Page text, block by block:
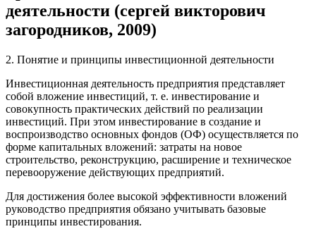
деятельности (сергей викторович
загородников, 2009)
2. Понятие и принципы инвестиционной деятельности
Инвестиционная деятельность предприятия представляет
собой вложение инвестиций, т. е. инвестирование и
совокупность практических действий по реализации
инвестиций. При этом инвестирование в создание и
воспроизводство основных фондов (ОФ) осуществляется по
форме капитальных вложений: затраты на новое
строительство, реконструкцию, расширение и техническое
перевооружение действующих предприятий.
Для достижения более высокой эффективности вложений
руководство предприятия обязано учитывать базовые
принципы инвестирования.